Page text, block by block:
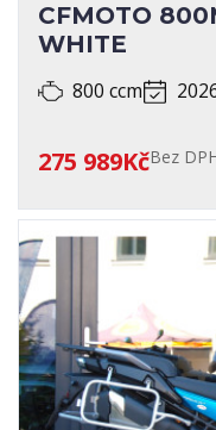
CFMOTO
WHITE
800 ccm
275 989KčBez